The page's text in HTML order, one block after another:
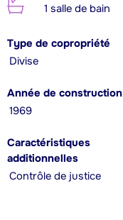
1 salle de bain
Type de copropriété
Divise
Année de construction
1969
Caractéristiques
additionnelles
Contrôle de justice